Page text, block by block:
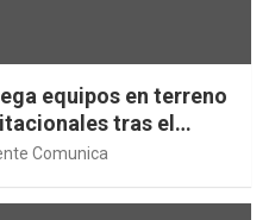
equipos en terreno
tras el
Comunica